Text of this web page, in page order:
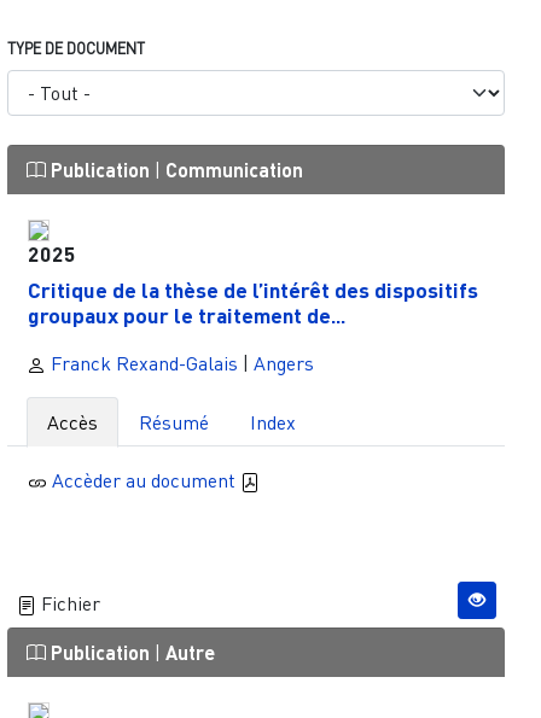
TYPE DE DOCUMENT
Publication Communication
2025
Critique de la thèse de l’intérêt des dispositifs
groupaux pour le traitement de...
Franck Rexand-Galais | Angers
Accès Résumé Index
Accèder au document
Fichier
Publication Autre